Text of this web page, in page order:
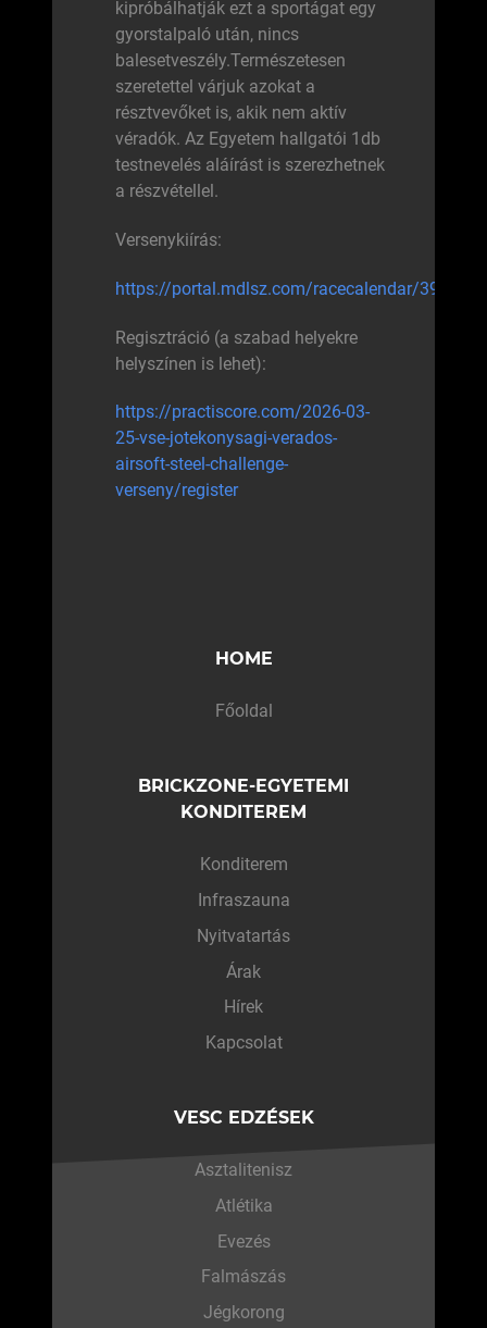
kipróbálhatják ezt a sportágat egy
gyorstalpaló után, nincs
balesetveszély.Természetesen
szeretettel várjuk azokat a
résztvevőket is, akik nem aktív
véradók. Az Egyetem hallgatói 1db
testnevelés aláírást is szerezhetnek
a részvétellel.
Versenykiírás:
https://portal.mdlsz.com/racecalendar/3915
Regisztráció (a szabad helyekre
helyszínen is lehet):
https://practiscore.com/2026-03-
25-vse-jotekonysagi-verados-
airsoft-steel-challenge-
verseny/register
HOME
Főoldal
BRICKZONE-EGYETEMI
KONDITEREM
Konditerem
Infraszauna
Nyitvatartás
Árak
Hírek
Kapcsolat
VESC EDZÉSEK
Asztalitenisz
Atlétika
Evezés
Falmászás
Jégkorong